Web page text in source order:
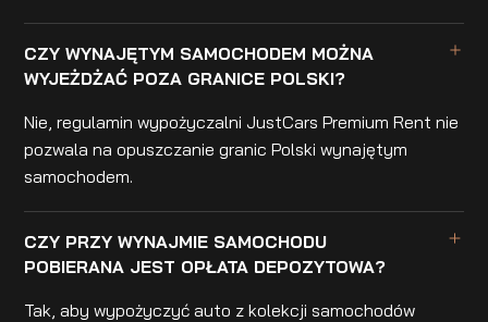
CZY WYNAJĘTYM SAMOCHODEM MOŻNA
WYJEŻDŻAĆ POZA GRANICE POLSKI?
Nie, regulamin wypożyczalni JustCars Premium Rent nie
pozwala na opuszczanie granic Polski wynajętym
samochodem.
CZY PRZY WYNAJMIE SAMOCHODU
POBIERANA JEST OPŁATA DEPOZYTOWA?
Tak, aby wypożyczyć auto z kolekcji samochodów